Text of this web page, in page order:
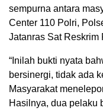
sempurna antara
Center 110 Polri,
Jatanras Sat Reskrim
“Inilah bukti nyata
bersinergi, tidak ada
Masyarakat
Hasilnya, dua pelaku